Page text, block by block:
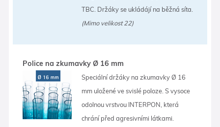
TBC. Držáky se ukládájí na běžná síta.
(Mimo velikost 22)
Police na zkumavky Ø 16 mm
Speciální držáky na zkumavky Ø 16
mm uložené ve svislé poloze. S vysoce
odolnou vrstvou INTERPON, která
chrání před agresivními látkami.